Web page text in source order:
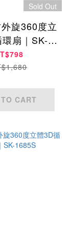
Sold Out
旋360度立
扇｜SK-
CART